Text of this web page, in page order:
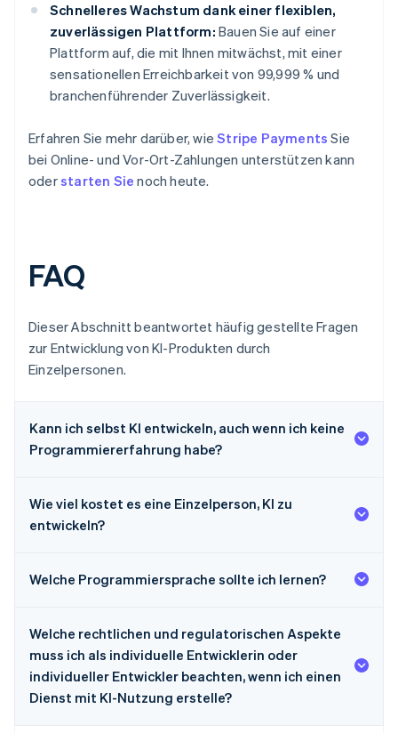
Schnelleres Wachstum dank einer flexiblen,
zuverlässigen Plattform: Bauen Sie auf einer
Plattform auf, die mit Ihnen mitwächst, mit einer
sensationellen Erreichbarkeit von 99,999 % und
branchenführender Zuverlässigkeit.
Erfahren Sie mehr darüber, wieStripe Payments Sie
bei Online- und Vor-Ort-Zahlungen unterstützen kann
oderstarten Sie noch heute.
FAQ
Dieser Abschnitt beantwortet häufig gestellte Fragen
zur Entwicklung von KI-Produkten durch
Einzelpersonen.
Kann ich selbst KI entwickeln, auch wenn ich keine
Programmiererfahrung habe?
Wie viel kostet es eine Einzelperson, KI zu
entwickeln?
Welche Programmiersprache sollte ich lernen?
Welche rechtlichen und regulatorischen Aspekte
muss ich als individuelle Entwicklerin oder
individueller Entwickler beachten, wenn ich einen
Dienst mit KI-Nutzung erstelle?